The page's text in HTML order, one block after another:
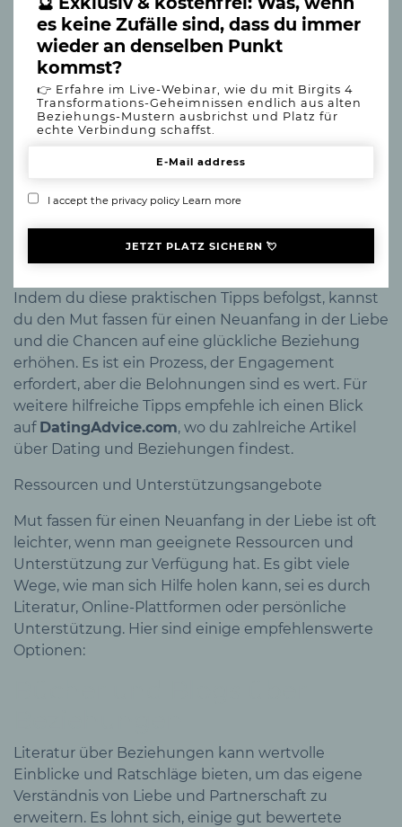
es keine Zufälle sind, dass du immer
wieder an denselben Punkt
kommst?
👉 Erfahre im Live-Webinar, wie du mit Birgits 4
Transformations-Geheimnissen endlich aus alten
Beziehungs-Mustern ausbrichst und Platz für
echte Verbindung schaffst.
I accept the privacy policy Learn more
Indem du diese praktischen Tipps befolgst, kannst
du den Mut fassen für einen Neuanfang in der Liebe
und die Chancen auf eine glückliche Beziehung
erhöhen. Es ist ein Prozess, der Engagement
erfordert, aber die Belohnungen sind es wert. Für
weitere hilfreiche Tipps empfehle ich einen Blick
auf DatingAdvice.com, wo du zahlreiche Artikel
über Dating und Beziehungen findest.
Ressourcen und Unterstützungsangebote
Mut fassen für einen Neuanfang in der Liebe ist oft
leichter, wenn man geeignete Ressourcen und
Unterstützung zur Verfügung hat. Es gibt viele
Wege, wie man sich Hilfe holen kann, sei es durch
Literatur, Online-Plattformen oder persönliche
Unterstützung. Hier sind einige empfehlenswerte
Optionen:
Literatur über Beziehungen kann wertvolle
Einblicke und Ratschläge bieten, um das eigene
Verständnis von Liebe und Partnerschaft zu
erweitern. Es lohnt sich, einige gut bewertete